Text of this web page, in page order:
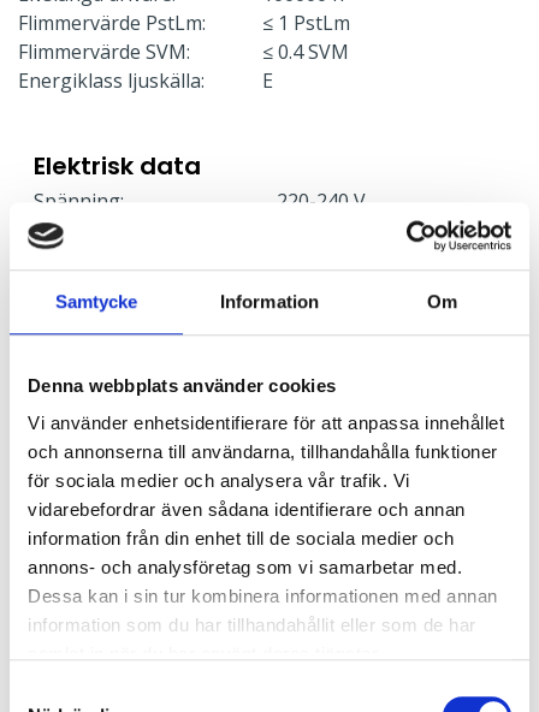
Samtycke Information Om
Denna webbplats använder cookies
Vi använder enhetsidentifierare för att anpassa innehållet
och annonserna till användarna, tillhandahålla funktioner
för sociala medier och analysera vår trafik. Vi
vidarebefordrar även sådana identifierare och annan
information från din enhet till de sociala medier och
annons- och analysföretag som vi samarbetar med.
Dessa kan i sin tur kombinera informationen med annan
information som du har tillhandahållit eller som de har
Flimmervärde PstLm:
≤ 1 PstLm
Flimmervärde SVM:
≤ 0.4 SVM
Energiklass ljuskälla:
E
Elektrisk data
Spänning:
220-240 V
Frekvens:
Effektfaktor:
Stand by effekt:
< 0.15
Effekt:
24 W
Armaturer/C10A säkring:
Armaturer/C16A säkring:
Armaturer/B10A säkring:
12
Armaturer/B16A säkring:
20
Överspänningsskydd CM
kV/kA:
2
Överspänningsskydd DM
kV/kA:
1
DALI, Fasimpuls, DSI,